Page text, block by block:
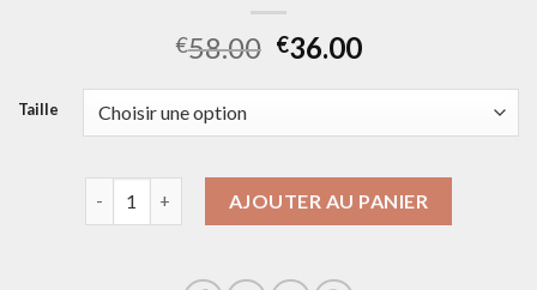
€58.00 €36.00
Taille
AJOUTER AU PANIER